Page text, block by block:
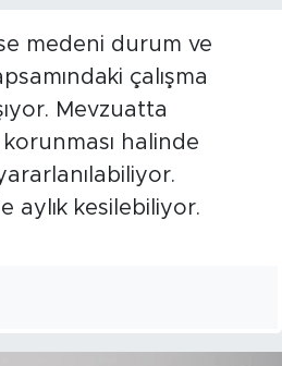
medeni durum ve
çalışma
Mevzuatta
halinde
aylık kesilebiliyor.